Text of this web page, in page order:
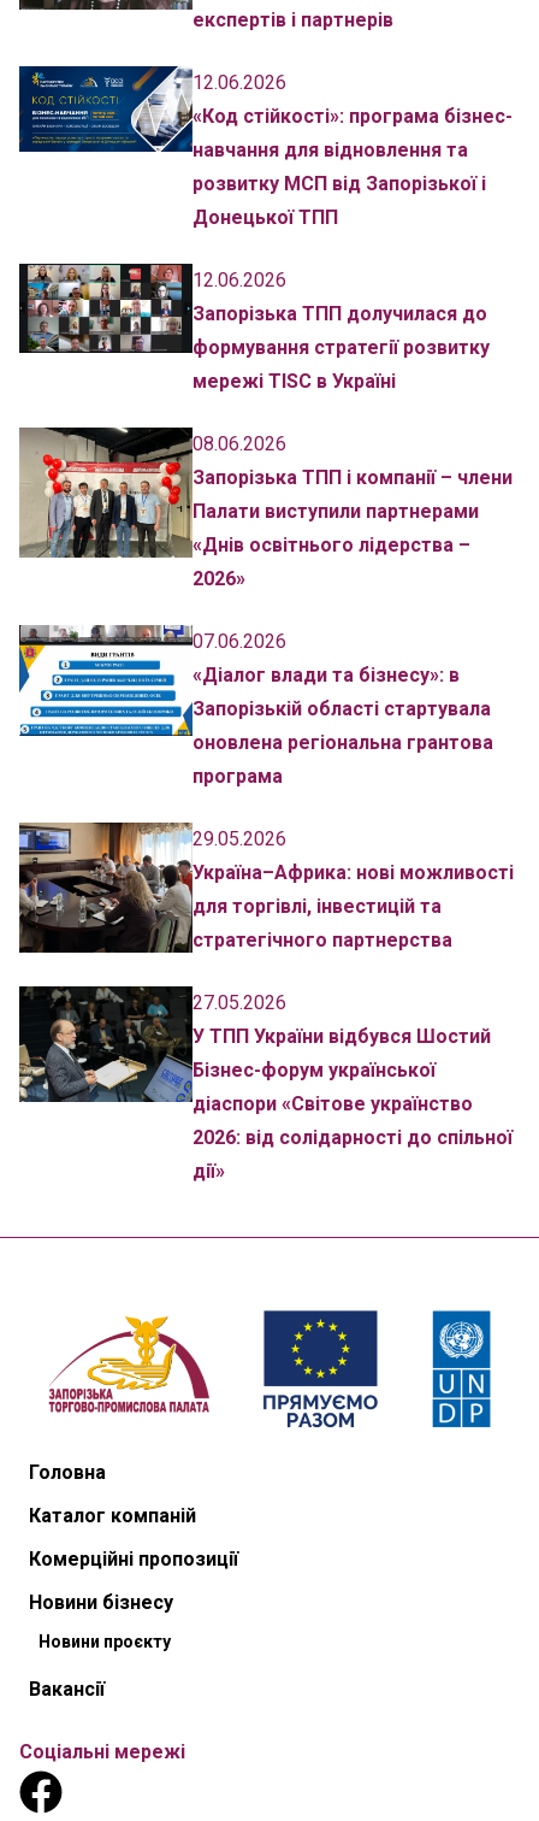
експертів і партнерів
12.06.2026
«Код стійкості»: програма бізнес-
навчання для відновлення та
розвитку МСП від Запорізької і
Донецької ТПП
12.06.2026
Запорізька ТПП долучилася до
формування стратегії розвитку
мережі TISC в Україні
08.06.2026
Запорізька ТПП і компанії – члени
Палати виступили партнерами
«Днів освітнього лідерства –
2026»
07.06.2026
«Діалог влади та бізнесу»: в
Запорізькій області стартувала
оновлена регіональна грантова
програма
29.05.2026
Україна–Африка: нові можливості
для торгівлі, інвестицій та
стратегічного партнерства
27.05.2026
У ТПП України відбувся Шостий
Бізнес-форум української
діаспори «Світове українство
2026: від солідарності до спільної
дії»
Головна
Каталог компаній
Комерційні пропозиції
Новини бізнесу
Новини проєкту
Вакансії
Соціальні мережі